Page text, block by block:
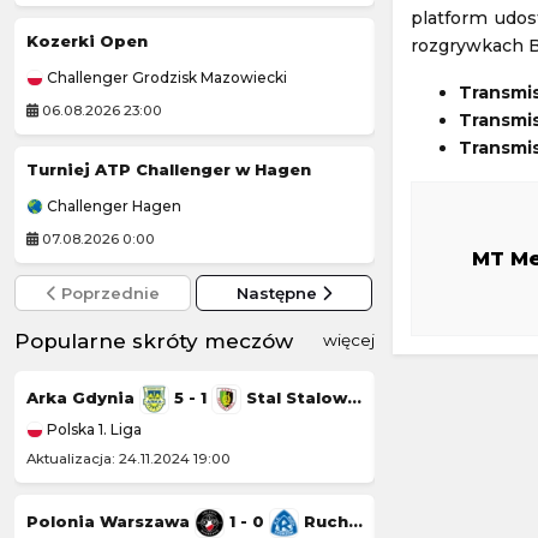
Kozerki Open
Challenger Grodzisk Mazowiecki
06.08.2026 23:00
Turniej ATP Challenger w Hagen
Challenger Hagen
07.08.2026 0:00
Inter Turku -
06.08.2026 19:00
Poprzednie Następne
Popularne skróty meczów więcej
Arka Gdynia 5 - 1 Stal Stalowa Wola
Polska 1. Liga
Aktualizacja: 24.11.2024 19:00
Polonia Warszawa 1 - 0 Ruch Chorzów
platform
rozgrywkach
MT